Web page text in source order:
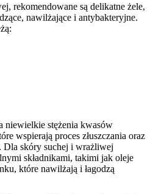
rekomendowane są delikatne żele,
nawilżające i antybakteryjne.
niewielkie stężenia kwasów
wspierają proces złuszczania oraz
Dla skóry suchej i wrażliwej
składnikami, takimi jak oleje
które nawilżają i łagodzą